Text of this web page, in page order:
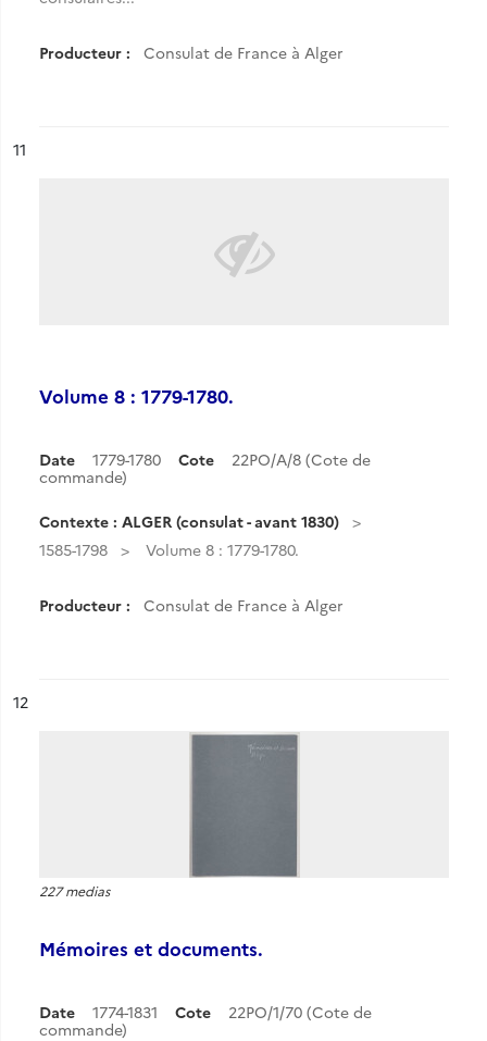
Producteur : Consulat de France à Alger
n°
11
Volume 8 : 1779-1780.
Date 1779-1780 Cote
22PO/A/8 (Cote de
commande)
Contexte : ALGER (consulat - avant 1830)
1585-1798
Volume 8 : 1779-1780.
Producteur : Consulat de France à Alger
n°
12
227 medias
Mémoires et documents.
Date 1774-1831 Cote
22PO/1/70 (Cote de
commande)